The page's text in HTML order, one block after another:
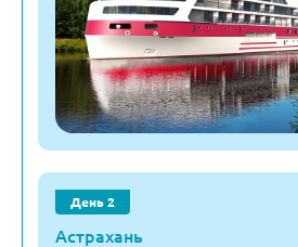
День 2
Астрахань